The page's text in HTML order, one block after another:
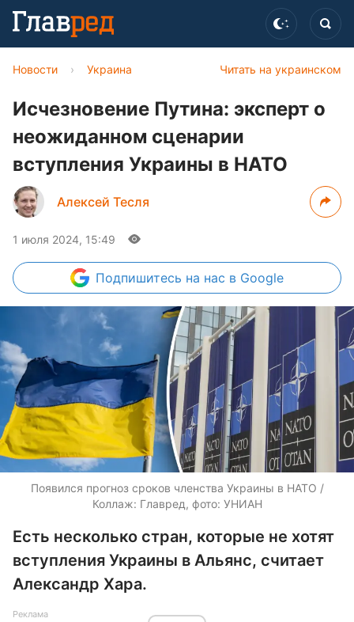
Читать на украинском
Новости › Украина
Исчезновение Путина: эксперт о
неожиданном сценарии
вступления Украины в НАТО
Алексей Тесля
1 июля 2024, 15:49
Подпишитесь на нас в Google
Появился прогноз сроков членства Украины в НАТО /
Коллаж: Главред, фото: УНИАН
Есть несколько стран, которые не хотят
вступления Украины в Альянс, считает
Александр Хара.
Реклама